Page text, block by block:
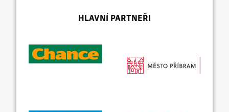
HLAVNÍ PARTNEŘI